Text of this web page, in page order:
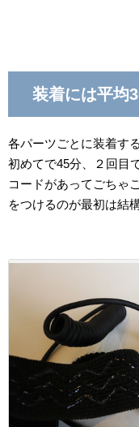
装着には平均
各パーツごとに装着す
初めてで45分、２回目
コードがあってごちゃ
をつけるのが最初は結